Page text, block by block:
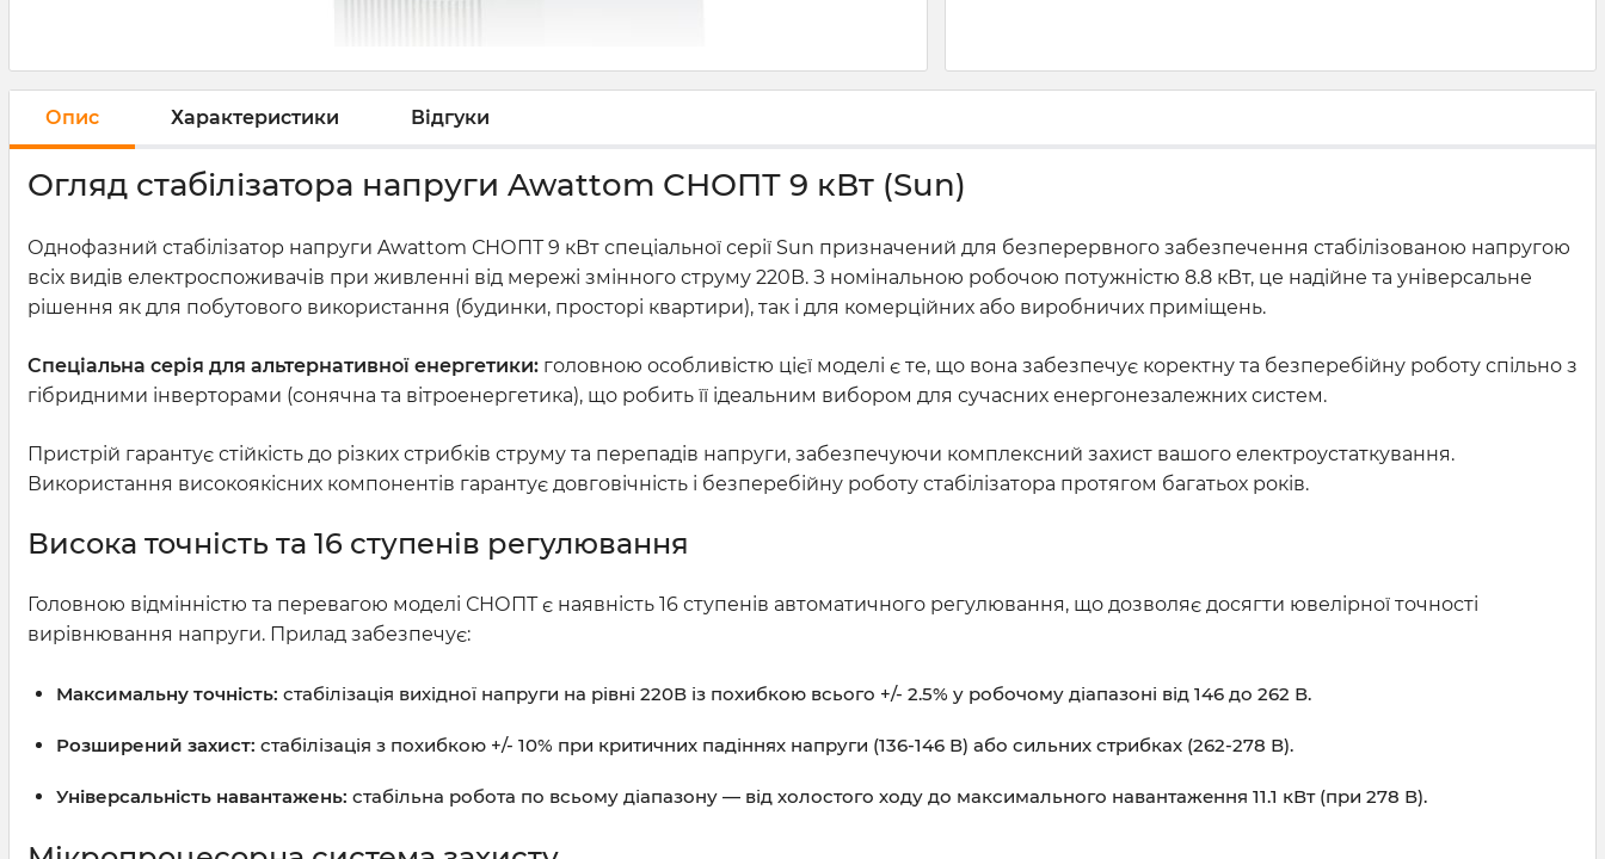
Опис Характеристики Відгуки
Огляд стабілізатора напруги Awattom СНОПТ 9 кВт (Sun)
Однофазний стабілізатор напруги Awattom СНОПТ 9 кВт спеціальної серії Sun призначений для безперервного забезпечення стабілізованою напругою
всіх видів електроспоживачів при живленні від мережі змінного струму 220В. З номінальною робочою потужністю 8.8 кВт, це надійне та універсальне
рішення як для побутового використання (будинки, просторі квартири), так і для комерційних або виробничих приміщень.
Спеціальна серія для альтернативної енергетики: головною особливістю цієї моделі є те, що вона забезпечує коректну та безперебійну роботу спільно з
гібридними інверторами (сонячна та вітроенергетика), що робить її ідеальним вибором для сучасних енергонезалежних систем.
Пристрій гарантує стійкість до різких стрибків струму та перепадів напруги, забезпечуючи комплексний захист вашого електроустаткування.
Використання високоякісних компонентів гарантує довговічність і безперебійну роботу стабілізатора протягом багатьох років.
Висока точність та 16 ступенів регулювання
Головною відмінністю та перевагою моделі СНОПТ є наявність 16 ступенів автоматичного регулювання, що дозволяє досягти ювелірної точності
вирівнювання напруги. Прилад забезпечує:
Максимальну точність: стабілізація вихідної напруги на рівні 220В із похибкою всього +/- 2.5% у робочому діапазоні від 146 до 262 В.
Розширений захист: стабілізація з похибкою +/- 10% при критичних падіннях напруги (136-146 В) або сильних стрибках (262-278 В).
Універсальність навантажень: стабільна робота по всьому діапазону — від холостого ходу до максимального навантаження 11.1 кВт (при 278 В).